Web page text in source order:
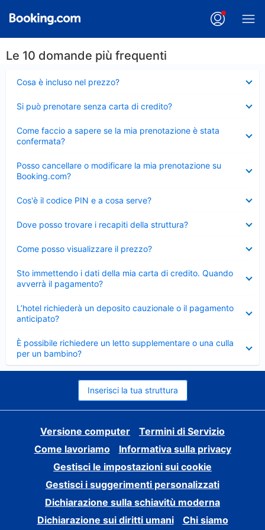
Le 10 domande più frequenti
Cosa è incluso nel prezzo?
chiuso
Si può prenotare senza carta di credito?
chiuso
Come faccio a sapere se la mia prenotazione è stata
confermata?
chiuso
Posso cancellare o modificare la mia prenotazione su
Booking.com?
chiuso
Cos'è il codice PIN e a cosa serve?
chiuso
Dove posso trovare i recapiti della struttura?
chiuso
Come posso visualizzare il prezzo?
chiuso
Sto immettendo i dati della mia carta di credito. Quando
avverrà il pagamento?
chiuso
L’hotel richiederà un deposito cauzionale o il pagamento
anticipato?
chiuso
È possibile richiedere un letto supplementare o una culla
per un bambino?
Elemento
chiuso
Inserisci la tua struttura
Versione computer
Termini di Servizio
Come lavoriamo
Informativa sulla privacy
Gestisci le impostazioni sui cookie
Gestisci i suggerimenti personalizzati
Dichiarazione sulla schiavitù moderna
Dichiarazione sui diritti umani
Chi siamo